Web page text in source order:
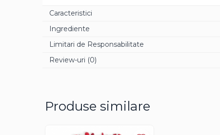
Spray Antilipire Tavi
Creme, Glazuri, Paste
Creme Crocante
Caracteristici
Ingrediente
Limitari de Responsabilitate
Review-uri (0)
Produse similare